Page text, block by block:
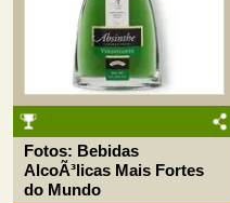
Fotos: Bebidas
AlcoÃ³licas Mais Fortes
do Mundo